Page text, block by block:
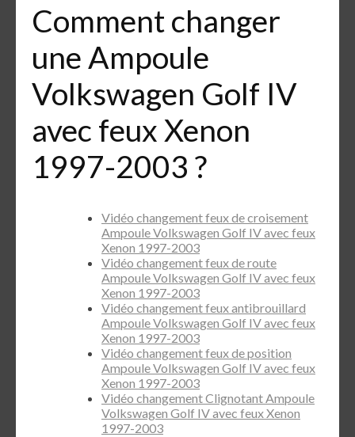
Comment changer
une Ampoule
Volkswagen Golf IV
avec feux Xenon
1997-2003 ?
Vidéo changement feux de croisement
Ampoule Volkswagen Golf IV avec feux
Xenon 1997-2003
Vidéo changement feux de route
Ampoule Volkswagen Golf IV avec feux
Xenon 1997-2003
Vidéo changement feux antibrouillard
Ampoule Volkswagen Golf IV avec feux
Xenon 1997-2003
Vidéo changement feux de position
Ampoule Volkswagen Golf IV avec feux
Xenon 1997-2003
Vidéo changement Clignotant Ampoule
Volkswagen Golf IV avec feux Xenon
1997-2003